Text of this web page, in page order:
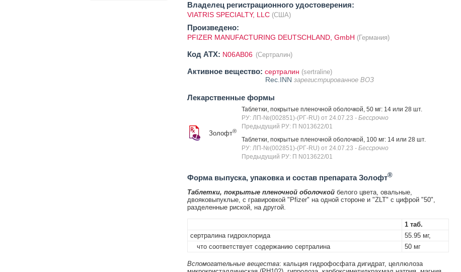
Владелец регистрационного удостоверения:
VIATRIS SPECIALTY, LLC (США)
Произведено:
PFIZER MANUFACTURING DEUTSCHLAND, GmbH (Германия)
Код ATX: N06AB06 (Сертралин)
Активное вещество: сертралин (sertraline)
Rec.INN зарегистрированное ВОЗ
Лекарственные формы
Золофт®
Таблетки, покрытые пленочной оболочкой, 50 мг: 14 или 28 шт.
РУ: ЛП-№(002851)-(РГ-RU) от 24.07.23 - Бессрочно
Предыдущий РУ: П N013622/01
Таблетки, покрытые пленочной оболочкой, 100 мг: 14 или 28 шт.
РУ: ЛП-№(002851)-(РГ-RU) от 24.07.23 - Бессрочно
Предыдущий РУ: П N013622/01
Форма выпуска, упаковка и состав препарата Золофт®
Таблетки, покрытые пленочной оболочкойбелого цвета, овальные,
двояковыпуклые, с гравировкой "Pfizer" на одной стороне и "ZLT" с цифрой "50",
разделенные риской, на другой.
1 таб.
сертралина гидрохлорида
55.95 мг,
что соответствует содержанию сертралина
50 мг
Вспомогательные вещества: кальция гидрофосфата дигидрат, целлюлоза